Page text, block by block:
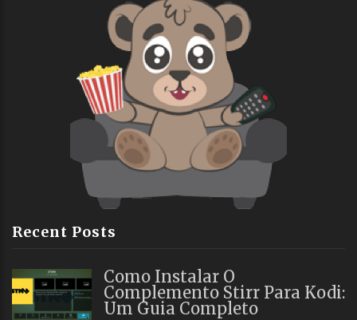
Recent Posts
Como Instalar O
Complemento Stirr Para Kodi:
Um Guia Completo